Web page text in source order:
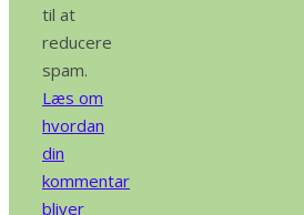
til at
reducere
spam.
Læs om
hvordan
din
kommentar
bliver